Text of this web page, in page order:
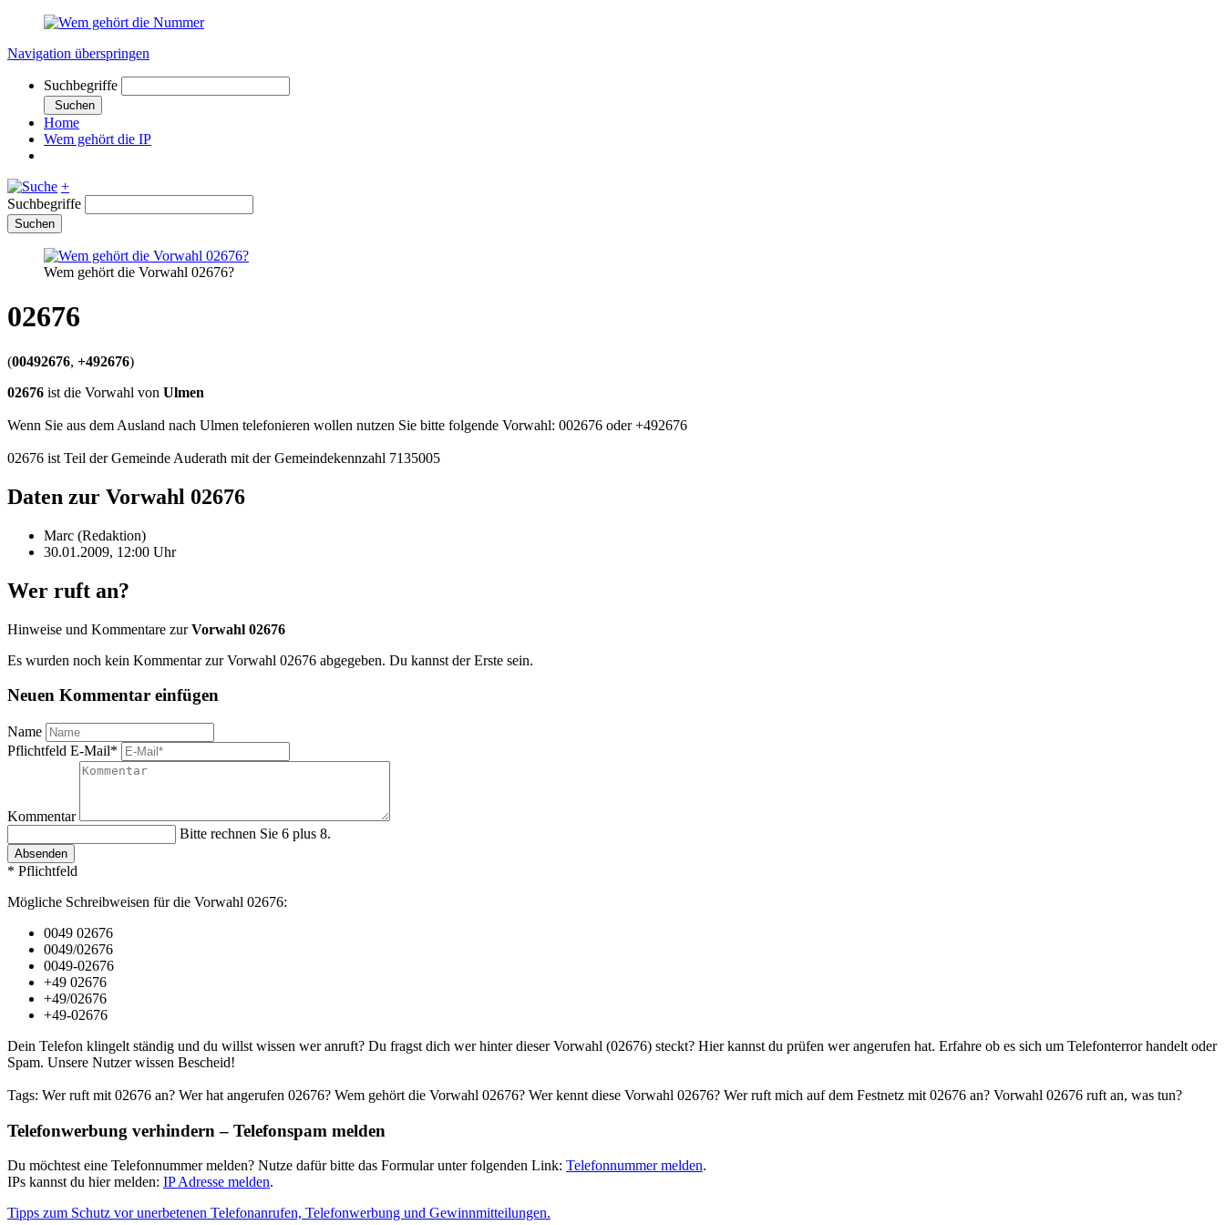
Navigation überspringen
Suchbegriffe
Suchen
Home
Wem gehört die IP
+
Suchbegriffe
Suchen
Wem gehört die Vorwahl 02676?
02676
(00492676, +492676)
02676 ist die Vorwahl von Ulmen
Wenn Sie aus dem Ausland nach Ulmen telefonieren wollen nutzen Sie bitte folgende Vorwahl: 002676 oder +492676
02676 ist Teil der Gemeinde Auderath mit der Gemeindekennzahl 7135005
Daten zur Vorwahl 02676
Marc (Redaktion)
30.01.2009, 12:00 Uhr
Wer ruft an?
Hinweise und Kommentare zurVorwahl 02676
Es wurden noch kein Kommentar zur Vorwahl 02676 abgegeben. Du kannst der Erste sein.
Neuen Kommentar einfügen
Name
Pflichtfeld E-Mail*
Kommentar
Bitte rechnen Sie 6 plus 8.
Absenden
* Pflichtfeld
Mögliche Schreibweisen für die Vorwahl 02676:
0049 02676
0049/02676
0049-02676
+49 02676
+49/02676
+49-02676
Dein Telefon klingelt ständig und du willst wissen wer anruft? Du fragst dich wer hinter dieser Vorwahl (02676) steckt? Hier kannst du prüfen wer angerufen hat. Erfahre ob es sich um Telefonterror handelt oder
Spam. Unsere Nutzer wissen Bescheid!
Tags: Wer ruft mit 02676 an? Wer hat angerufen 02676? Wem gehört die Vorwahl 02676? Wer kennt diese Vorwahl 02676? Wer ruft mich auf dem Festnetz mit 02676 an? Vorwahl 02676 ruft an, was tun?
Telefonwerbung verhindern – Telefonspam melden
Du möchtest eine Telefonnummer melden? Nutze dafür bitte das Formular unter folgenden Link: Telefonnummer melden.
IPs kannst du hier melden: IP Adresse melden.
Tipps zum Schutz vor unerbetenen Telefonanrufen, Telefonwerbung und Gewinnmitteilungen.